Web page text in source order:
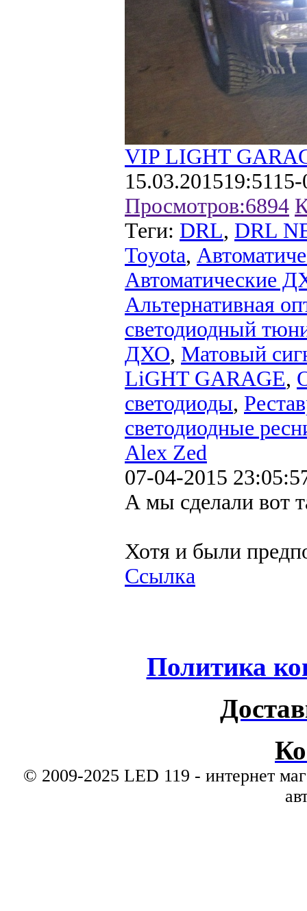
VIP LIGHT
15.03.201519:51
Просмотров:6894
Теги: DRL, DRL
Toyota,
Автоматические
Альтернативная
светодиодный
ДХО, Матовый
LiGHT GARAGE,
светодиоды,
светодиодные
Alex Zed
07-04-2015
А мы сделали вот
Хотя и были
Ссылка
Политика
© 2009-2025 LED 119 - интернет